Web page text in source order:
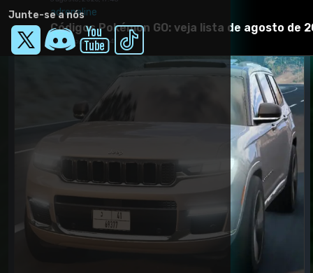
Junte-se a nós
adrenaline
Códigos Pokémon GO: veja lista de agosto de
5 agosto, 2026, 17:41